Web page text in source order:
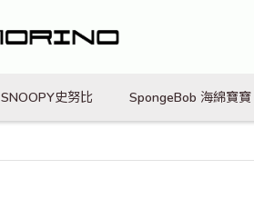
SNOOPY史努比 SpongeBob 海綿寶寶